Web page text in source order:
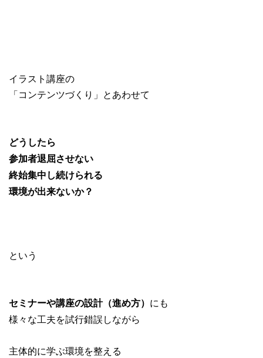
イラスト講座の
「コンテンツづくり」とあわせて
どうしたら
参加者退屈させない
終始集中し続けられる
環境が出来ないか？
という
セミナーや講座の設計（進め方） にも
様々な工夫を試行錯誤しながら
主体的に学ぶ環境を整える